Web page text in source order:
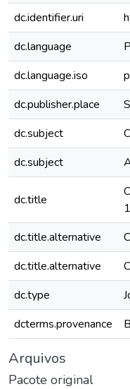
dc.identifier.uri
dc.language
dc.language.iso
dc.publisher.place
dc.subject
dc.subject
dc.title
dc.title.alternative
dc.title.alternative
dc.type
dcterms.provenance
Arquivos
Pacote original